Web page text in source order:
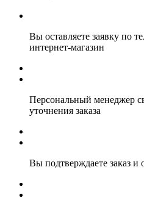
Вы оставляете заявку по
интернет-магазин
Персональный менеджер
уточнения заказа
Вы подтверждаете заказ и